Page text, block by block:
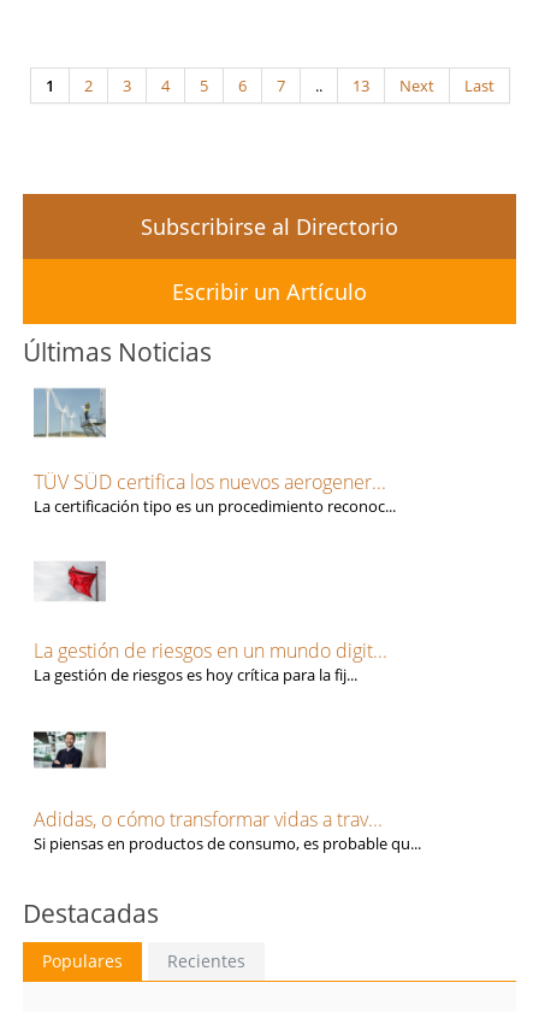
1 2 3 4 5 6 7 .. 13 Next Last
Subscribirse al Directorio
Escribir un Artículo
Últimas Noticias
TÜV SÜD certifica los nuevos aerogener...
La certificación tipo es un procedimiento reconoc...
La gestión de riesgos en un mundo digit...
La gestión de riesgos es hoy crítica para la fij...
Adidas, o cómo transformar vidas a trav...
Si piensas en productos de consumo, es probable qu...
Destacadas
Populares Recientes